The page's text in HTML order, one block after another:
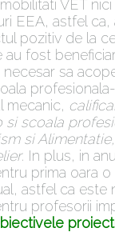
VET nici
EEA, astfel ca,
pozitiv de la
au fost
sa
mecanic,
si scoala
si
. In plus, in
prima oara
astfel ca este
profesorii